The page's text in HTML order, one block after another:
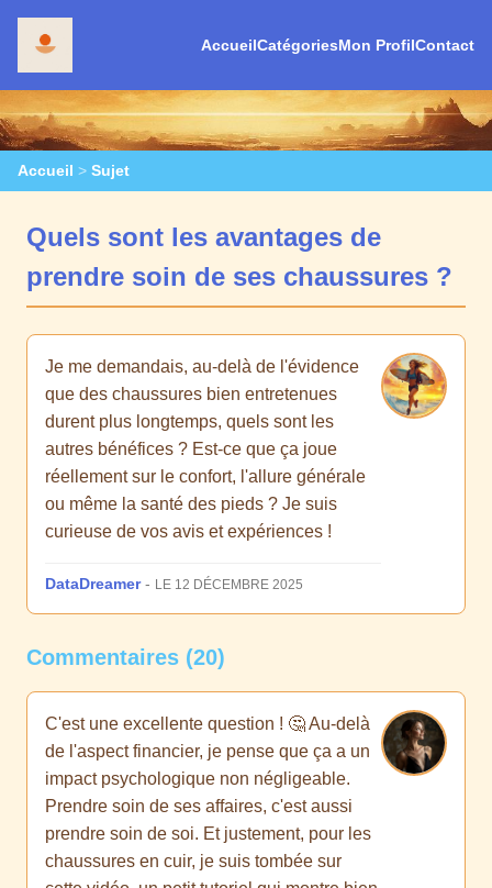
AccueilCatégoriesMon ProfilContact
Accueil > Sujet
Quels sont les avantages de
prendre soin de ses chaussures ?
Je me demandais, au-delà de l'évidence
que des chaussures bien entretenues
durent plus longtemps, quels sont les
autres bénéfices ? Est-ce que ça joue
réellement sur le confort, l'allure générale
ou même la santé des pieds ? Je suis
curieuse de vos avis et expériences !
DataDreamer- LE 12 DÉCEMBRE 2025
Commentaires (20)
C'est une excellente question ! 🤔 Au-delà
de l'aspect financier, je pense que ça a un
impact psychologique non négligeable.
Prendre soin de ses affaires, c'est aussi
prendre soin de soi. Et justement, pour les
chaussures en cuir, je suis tombée sur